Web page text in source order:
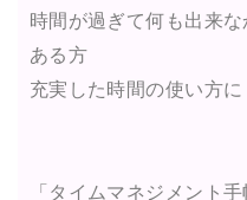
時間が過ぎて何も出来な
ある方
充実した時間の使い方
「タイムマネジメント